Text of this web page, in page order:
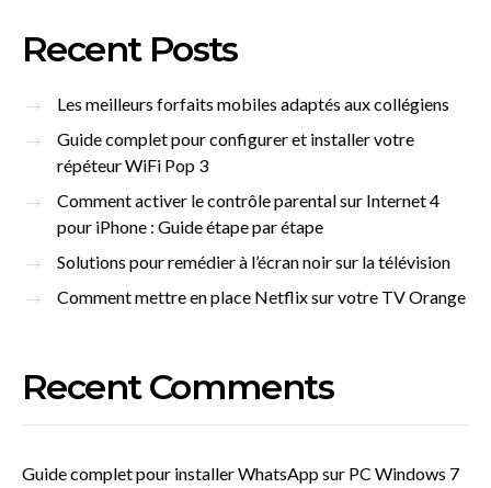
Recent Posts
Les meilleurs forfaits mobiles adaptés aux collégiens
Guide complet pour configurer et installer votre
répéteur WiFi Pop 3
Comment activer le contrôle parental sur Internet 4
pour iPhone : Guide étape par étape
Solutions pour remédier à l’écran noir sur la télévision
Comment mettre en place Netflix sur votre TV Orange
Recent Comments
Guide complet pour installer WhatsApp sur PC Windows 7